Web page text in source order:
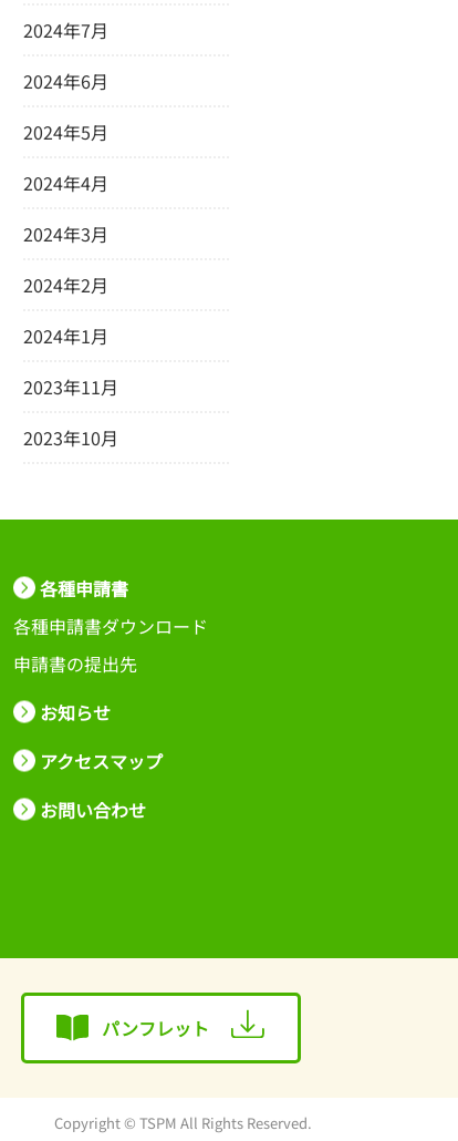
2024年7月
2024年6月
2024年5月
2024年4月
2024年3月
2024年2月
2024年1月
2023年11月
2023年10月
各種申請書
各種申請書ダウンロード
申請書の提出先
お知らせ
アクセスマップ
お問い合わせ
パンフレット
Copyright © TSPM All Rights Reserved.